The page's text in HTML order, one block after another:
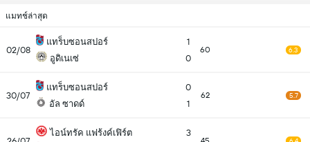
แมทช์ล่าสุด
02/08
แทร็บซอนสปอร์
อูดิเนเซ่
1
0
60 6.3
30/07
แทร็บซอนสปอร์
อัล ซาดด์
0
1
62 5.7
ไอน์ทรัค แฟร้งค์เฟิร์ต
3